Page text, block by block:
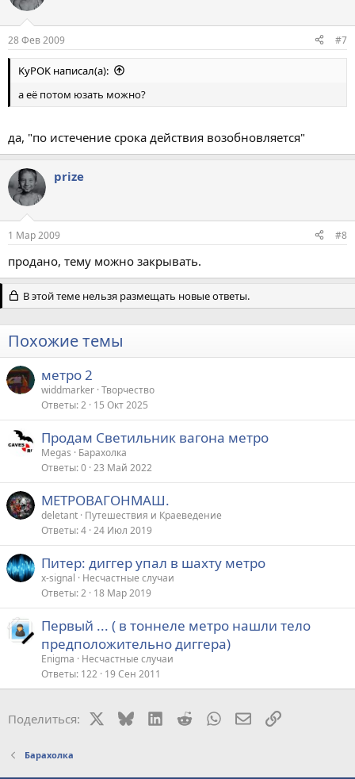
28 Фев 2009 #7
KyPOK написал(а):
а её потом юзать можно?
да, "по истечение срока действия возобновляется"
prize
1 Мар 2009 #8
продано, тему можно закрывать.
В этой теме нельзя размещать новые ответы.
Похожие темы
метро 2
widdmarker Творчество
Ответы 2 15 Окт 2025
Продам Светильник вагона метро
Megas
Барахолка
Ответы 0 23 Май 2022
МЕТРОВАГОНМАШ.
deletant Путешествия и Краеведение
Ответы 4 24 Июл 2019
Питер: диггер упал в шахту метро
x-signal
Несчастные случаи
Ответы 2 18 Мар 2019
Первый ... ( в тоннеле метро нашли тело
предположительно диггера)
Enigma
Несчастные случаи
Ответы 122 19 Сен 2011
Поделиться: BlueskyLinkedIn
RedditWhatsAppЭлектронная
Ссылка
Барахолка